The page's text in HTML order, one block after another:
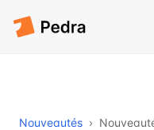
Nouveautés ›